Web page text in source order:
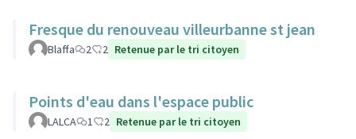
Fresque du renouveau villeurbanne st jean
Blaffa 2 2 Retenue par le tri citoyen
Points d'eau dans l'espace public
LALCA 1 2 Retenue par le tri citoyen